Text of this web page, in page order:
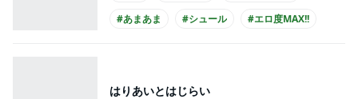
#あまあま
#シュール
#エロ度MAX!!
はりあいとはじらい